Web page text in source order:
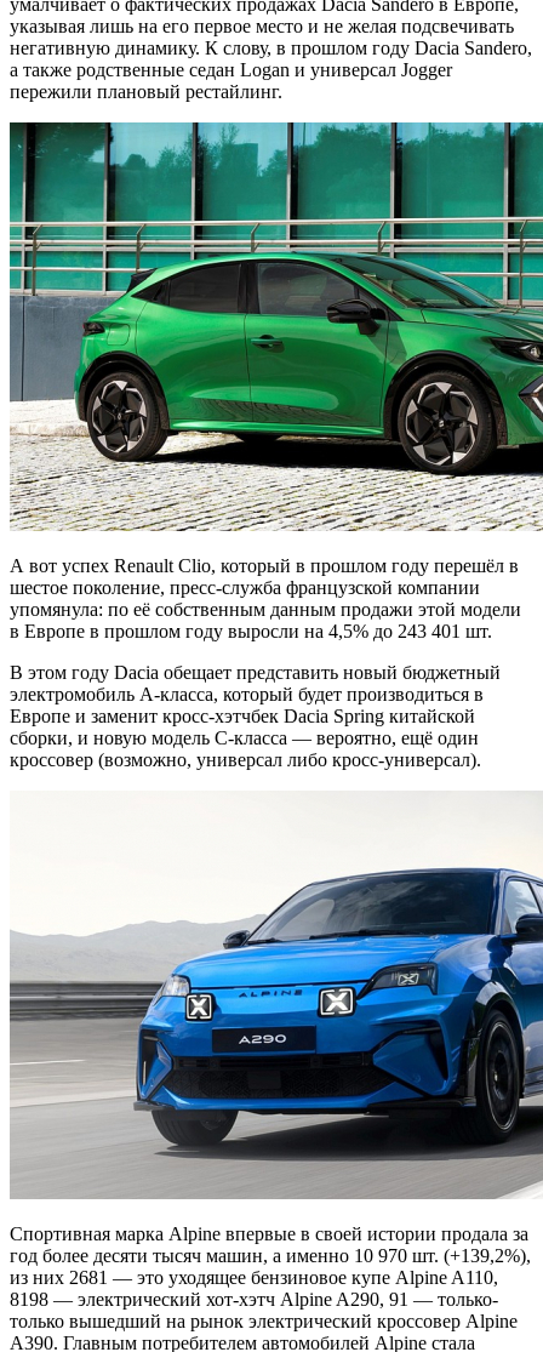
указывая лишь на его первое место и не желая подсвечивать
негативную динамику. К слову, в прошлом году Dacia Sandero,
а также родственные седан Logan и универсал Jogger
пережили плановый рестайлинг.
А вот успех Renault Clio, который в прошлом году перешёл в
шестое поколение, пресс-служба французской компании
упомянула: по её собственным данным продажи этой модели
в Европе в прошлом году выросли на 4,5% до 243 401 шт.
В этом году Dacia обещает представить новый бюджетный
электромобиль А-класса, который будет производиться в
Европе и заменит кросс-хэтчбек Dacia Spring китайской
сборки, и новую модель С-класса — вероятно, ещё один
кроссовер (возможно, универсал либо кросс-универсал).
Спортивная марка Alpine впервые в своей истории продала за
год более десяти тысяч машин, а именно 10 970 шт. (+139,2%),
из них 2681 — это уходящее бензиновое купе Alpine A110,
8198 — электрический хот-хэтч Alpine A290, 91 — только-
только вышедший на рынок электрический кроссовер Alpine
A390. Главным потребителем автомобилей Alpine стала